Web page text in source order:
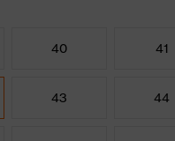
40 41
43 44